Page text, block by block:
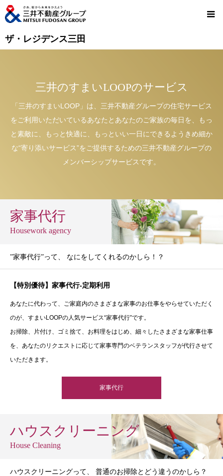
ザ・レジデンス三田
三井のすまいLOOPのサービス
「三井のすまいLOOP」は、三井不動産グループの住宅サービス
をご利用いただいているあなたとあなたのご家族の毎日を、もっ
と素敵に、もっと快適に、もっといい一日にできるようきめ細か
な“寄り添いサービス”をご提供するための三井不動産グループの
メンバーシップサービスです。
家事代行
Housework agency
”家事代行”って、 なにをしてくれるのかしら！？
【特別優待】家事代行-定期利用
あなたに代わって、ご家庭内のさまざまな家事のお仕事をやらせていただく
のが、すまいLOOPの人気サービス“家事代行”です。
お掃除、片付け、ゴミ捨て、お料理をはじめ、細々したさまざまな家事仕事
を、あなたのリクエストに応じて家事専門のベテランスタッフが代行させて
いただきます。
家事代行
ハウスクリーニング
House Cleaning
ハウスクリーニングって、 普通のお掃除とどう違うのかしら？